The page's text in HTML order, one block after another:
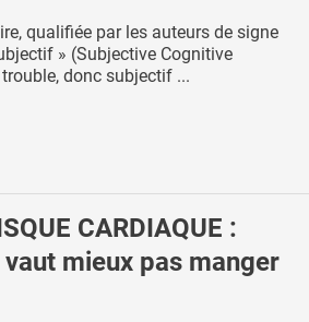
qualifiée par les auteurs de signe
» (Subjective Cognitive
donc subjectif ...
CARDIAQUE :
mieux pas manger